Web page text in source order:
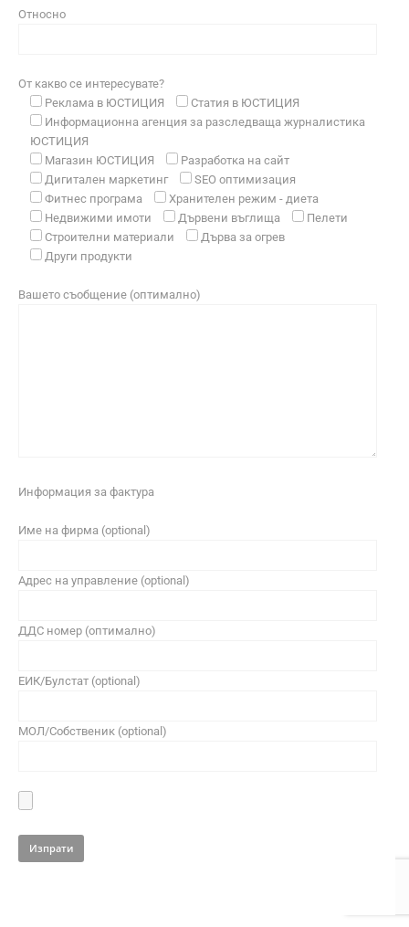
Относно
От какво се интересувате?
Реклама в ЮСТИЦИЯ
Статия в ЮСТИЦИЯ
Информационна агенция за разследваща журналистика
ЮСТИЦИЯ
Магазин ЮСТИЦИЯ
Разработка на сайт
Дигитален маркетинг
SEO оптимизация
Фитнес програма
Хранителен режим - диета
Недвижими имоти
Дървени въглища
Пелети
Строителни материали
Дърва за огрев
Други продукти
Вашето съобщение (оптимално)
Информация за фактура
Име на фирма (optional)
Адрес на управление (optional)
ДДС номер (оптимално)
ЕИК/Булстат (optional)
МОЛ/Собственик (optional)